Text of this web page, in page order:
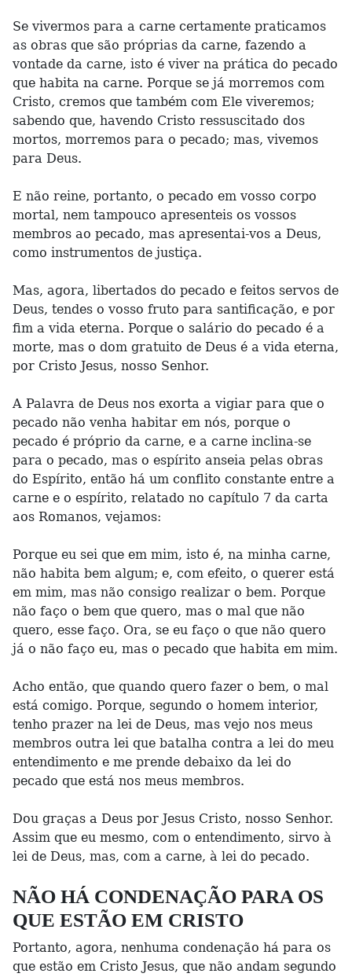
Se vivermos para a carne certamente praticamos
as obras que são próprias da carne, fazendo a
vontade da carne, isto é viver na prática do pecado
que habita na carne. Porque se já morremos com
Cristo, cremos que também com Ele viveremos;
sabendo que, havendo Cristo ressuscitado dos
mortos, morremos para o pecado; mas, vivemos
para Deus.
E não reine, portanto, o pecado em vosso corpo
mortal, nem tampouco apresenteis os vossos
membros ao pecado, mas apresentai-vos a Deus,
como instrumentos de justiça.
Mas, agora, libertados do pecado e feitos servos de
Deus, tendes o vosso fruto para santificação, e por
fim a vida eterna. Porque o salário do pecado é a
morte, mas o dom gratuito de Deus é a vida eterna,
por Cristo Jesus, nosso Senhor.
A Palavra de Deus nos exorta a vigiar para que o
pecado não venha habitar em nós, porque o
pecado é próprio da carne, e a carne inclina-se
para o pecado, mas o espírito anseia pelas obras
do Espírito, então há um conflito constante entre a
carne e o espírito, relatado no capítulo 7 da carta
aos Romanos, vejamos:
Porque eu sei que em mim, isto é, na minha carne,
não habita bem algum; e, com efeito, o querer está
em mim, mas não consigo realizar o bem. Porque
não faço o bem que quero, mas o mal que não
quero, esse faço. Ora, se eu faço o que não quero
já o não faço eu, mas o pecado que habita em mim.
Acho então, que quando quero fazer o bem, o mal
está comigo. Porque, segundo o homem interior,
tenho prazer na lei de Deus, mas vejo nos meus
membros outra lei que batalha contra a lei do meu
entendimento e me prende debaixo da lei do
pecado que está nos meus membros.
Dou graças a Deus por Jesus Cristo, nosso Senhor.
Assim que eu mesmo, com o entendimento, sirvo à
lei de Deus, mas, com a carne, à lei do pecado.
NÃO HÁ CONDENAÇÃO PARA OS
QUE ESTÃO EM CRISTO
Portanto, agora, nenhuma condenação há para os
que estão em Cristo Jesus, que não andam segundo